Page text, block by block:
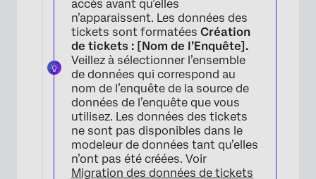
×
accès avant qu’elles
n’apparaissent. Les données des
tickets sont formatées Création
de tickets : [Nom de l’Enquête].
Veillez à sélectionner l’ensemble
de données qui correspond au
nom de l’enquête de la source de
données de l’enquête que vous
utilisez. Les données des tickets
ne sont pas disponibles dans le
modeleur de données tant qu’elles
n’ont pas été créées. Voir
Migration des données de tickets